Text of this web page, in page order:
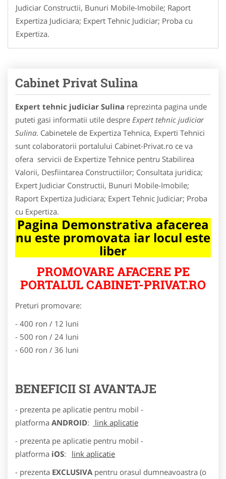
Judiciar Constructii, Bunuri Mobile-Imobile; Raport
Expertiza Judiciara; Expert Tehnic Judiciar; Proba cu
Expertiza.
Cabinet Privat Sulina
Expert tehnic judiciar Sulina reprezinta pagina unde
puteti gasi informatii utile despre Expert tehnic judiciar
Sulina. Cabinetele de Expertiza Tehnica, Experti Tehnici
sunt colaboratorii portalului Cabinet-Privat.ro ce va
ofera servicii de Expertize Tehnice pentru Stabilirea
Valorii, Desfiintarea Constructiilor; Consultata juridica;
Expert Judiciar Constructii, Bunuri Mobile-Imobile;
Raport Expertiza Judiciara; Expert Tehnic Judiciar; Proba
cu Expertiza.
Pagina Demonstrativa afacerea
nu este promovata iar locul este
liber
PROMOVARE AFACERE PE
PORTALUL CABINET-PRIVAT.RO
Preturi promovare:
- 400 ron / 12 luni
- 500 ron / 24 luni
- 600 ron / 36 luni
BENEFICII SI AVANTAJE
- prezenta pe aplicatie pentru mobil -
platforma ANDROID:
link aplicatie
- prezenta pe aplicatie pentru mobil -
platforma iOS:
link aplicatie
- prezenta EXCLUSIVA pentru orasul dumneavoastra (o